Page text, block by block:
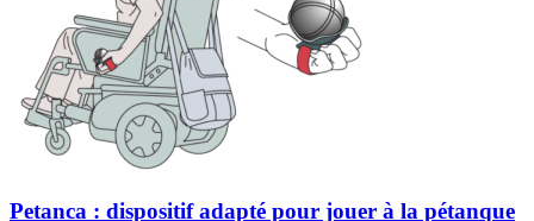
Petanca : dispositif adapté pour jouer à la pétanque